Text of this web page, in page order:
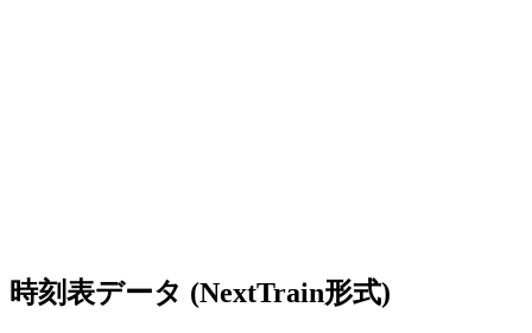
時刻表データ (NextTrain形式)